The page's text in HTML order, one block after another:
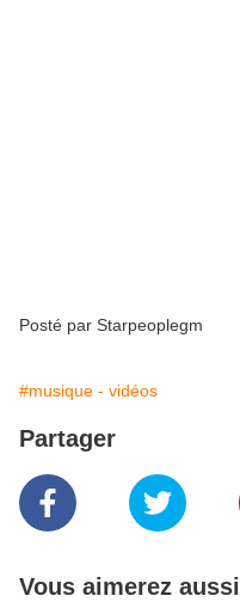
Posté par Starpeoplegm
#musique - vidéos
Partager
Vous aimerez aussi